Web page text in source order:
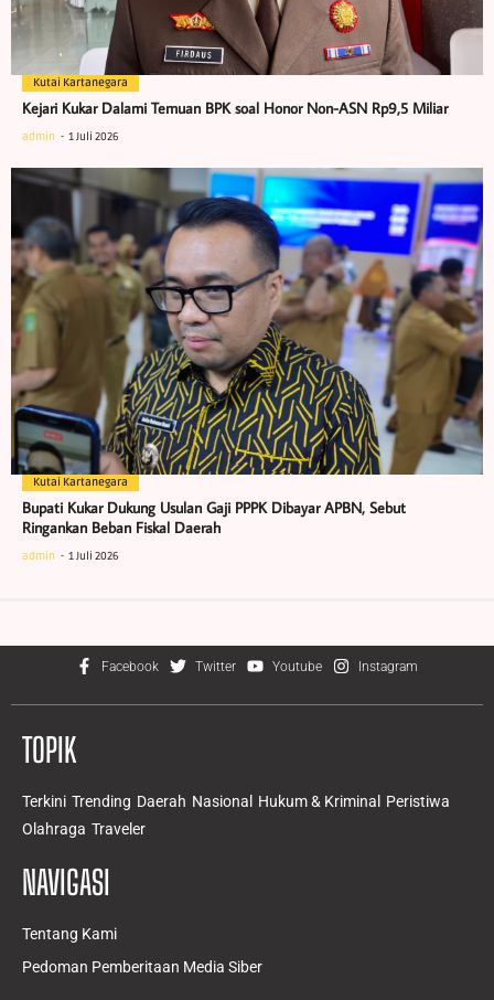
Kutai Kartanegara
Kejari Kukar Dalami Temuan BPK soal Honor Non-ASN Rp9,5 Miliar
admin 1 Juli 2026
Kutai Kartanegara
Bupati Kukar Dukung Usulan Gaji PPPK Dibayar APBN, Sebut
Ringankan Beban Fiskal Daerah
admin 1 Juli 2026
Facebook Twitter Youtube Instagram
TOPIK
Terkini Trending Daerah Nasional Hukum & Kriminal
Peristiwa
Olahraga Traveler
NAVIGASI
Tentang Kami
Pedoman Pemberitaan Media Siber